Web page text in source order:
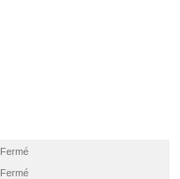
Fermé
Fermé